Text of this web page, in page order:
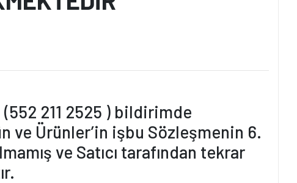
(552 211 2525 ) bildirimde
ve Ürünler’in işbu Sözleşmenin 6.
ve Satıcı tarafından tekrar